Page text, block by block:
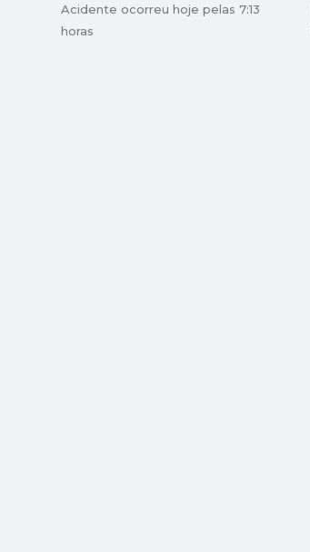
Acidente ocorreu hoje pelas 7:13
horas